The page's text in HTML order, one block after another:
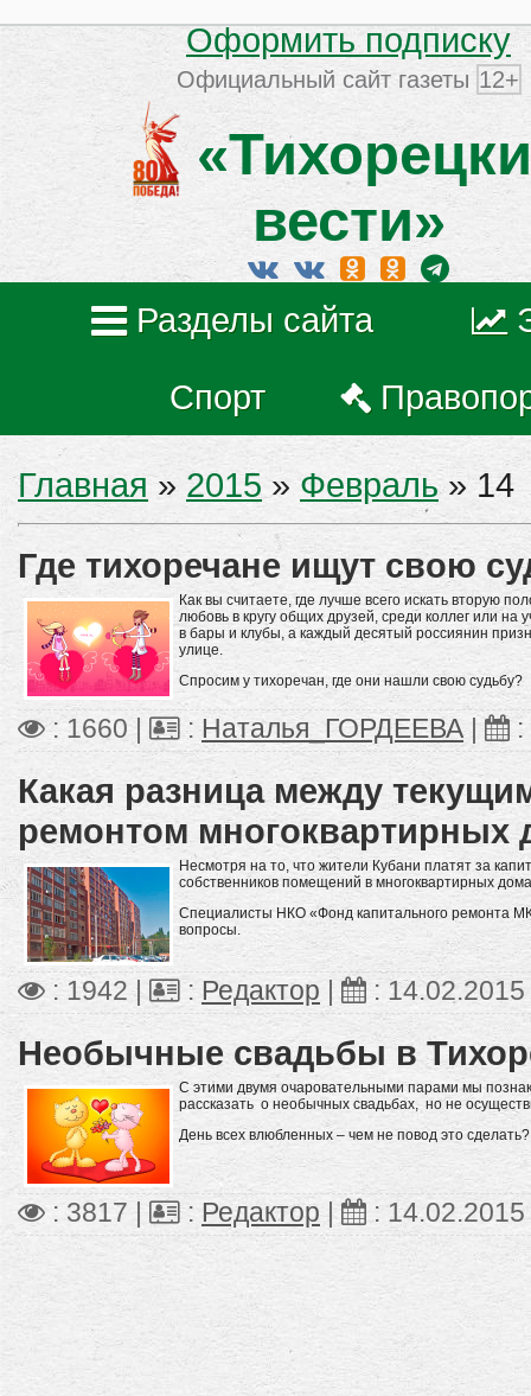
Оформить подписку
Официальный сайт газеты 12+
вести»
Разделы сайта
Спорт
Главная » 2015 » Февраль » 14
Где тихоречане ищут свою
Как вы считаете, где лучше всего искать вторую
любовь в кругу общих друзей, среди коллег или
в бары и клубы, а каждый десятый россиянин
улице.
Спросим у тихоречан, где они нашли свою судьбу?
: 1660 | : Наталья_ГОРДЕЕВА| :
Какая разница между
ремонтом многоквартирных
Несмотря на то, что жители Кубани платят за
собственников помещений в многоквартирных
Специалисты НКО «Фонд капитального ремонта
вопросы.
: 1942 | : Редактор : 14.02.2015
Необычные свадьбы в
С этими двумя очаровательными парами мы
рассказать о необычных свадьбах, но не
День всех влюбленных – чем не повод это сделать?
: 3817 | : Редактор | : 14.02.2015